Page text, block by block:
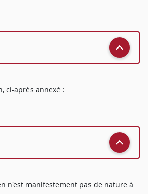
ci-après annexé :
n'est manifestement pas de nature à